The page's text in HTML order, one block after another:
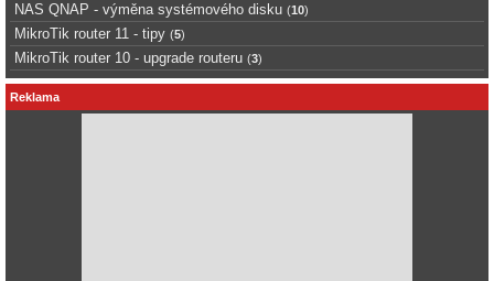
NAS QNAP - výměna systémového disku (10)
MikroTik router 11 - tipy (5)
MikroTik router 10 - upgrade routeru (3)
Reklama